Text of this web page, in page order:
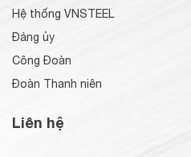
Hệ thống VNSTEEL
Đảng ủy
Công Đoàn
Đoàn Thanh niên
Liên hệ